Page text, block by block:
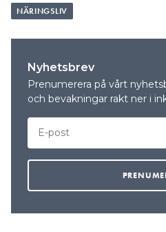
NÄRINGSLIV
Nyhetsbrev
Prenumerera på vårt
och bevakningar rakt ner i